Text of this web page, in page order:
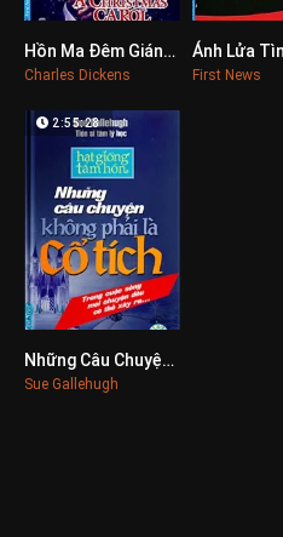
0Hồn Ma Đêm Giáng Sinh
Charles Dickens
Ánh Lửa
First News
0
2:55:28
Những Câu Chuyện Không Phải Là Cổ Tích
Sue Gallehugh